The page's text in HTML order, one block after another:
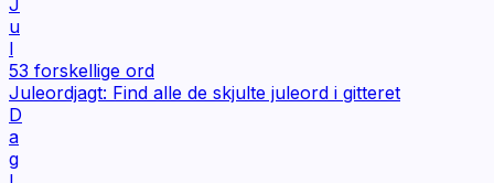
u
l
53 forskellige ord
Juleordjagt: Find alle de skjulte juleord i gitteret
D
a
g